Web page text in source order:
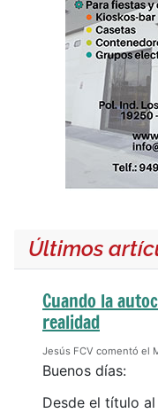
Últimos
Cuando la
realidad
Jesús FCV comentó el
Buenos días:
Desde el título